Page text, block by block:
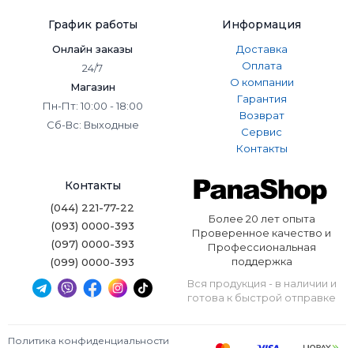
График работы
Онлайн заказы
24/7
Магазин
Пн-Пт: 10:00 - 18:00
Сб-Вс: Выходные
Информация
Доставка
Оплата
О компании
Гарантия
Возврат
Сервис
Контакты
Контакты
(044) 221-77-22
(093) 0000-393
(097) 0000-393
(099) 0000-393
Более 20 лет опыта
Проверенное качество и
Профессиональная
поддержка
Вся продукция - в наличии и
готова к быстрой отправке
Политика конфиденциальности